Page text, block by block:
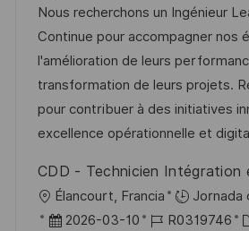
a
c
i
ó
n
c
a
c
i
ó
n
c
h
a
d
e
p
b
l
d
e
e
m
p
l
o
í
Nous recherchons un Ingénieur
Continue pour accompagner nos
l'amélioration de leurs
transformation de leurs projets.
pour contribuer à des initiatives
excellence opérationnelle et
CDD - Technicien Intégration
U
b
Élancourt, Francia
Jornada
F
2026-03-10
I
R0319746